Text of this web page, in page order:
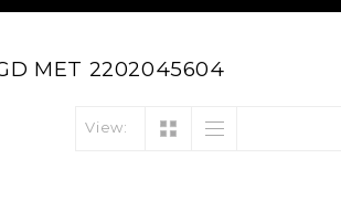
MET 2202045604
View: